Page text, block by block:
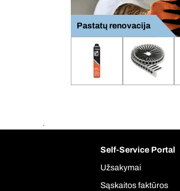
Pastatų renovacija
.
Self-Service Portal
Užsakymai
Sąskaitos faktūros